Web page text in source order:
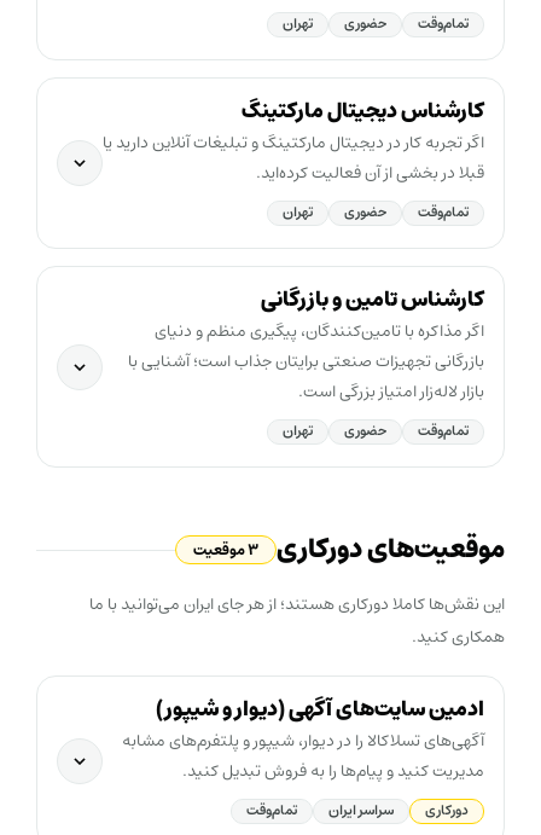
تمام‌وقت حضوری تهران
کارشناس دیجیتال مارکتینگ
اگر تجربه کار در دیجیتال مارکتینگ و تبلیغات آنلاین دارید یا
قبلا در بخشی از آن فعالیت کرده‌اید.
تمام‌وقت حضوری تهران
کارشناس تامین و بازرگانی
اگر مذاکره با تامین‌کنندگان، پیگیری منظم و دنیای
بازرگانی تجهیزات صنعتی برایتان جذاب است؛ آشنایی با
بازار لاله‌زار امتیاز بزرگی است.
تمام‌وقت حضوری تهران
موقعیت‌های دورکاری ۳ موقعیت
این نقش‌ها کاملا دورکاری هستند؛ از هر جای ایران می‌توانید با ما
همکاری کنید.
ادمین سایت‌های آگهی (دیوار و شیپور)
آگهی‌های تسلاکالا را در دیوار، شیپور و پلتفرم‌های مشابه
مدیریت کنید و پیام‌ها را به فروش تبدیل کنید.
دورکاری سراسر ایران تمام‌وقت